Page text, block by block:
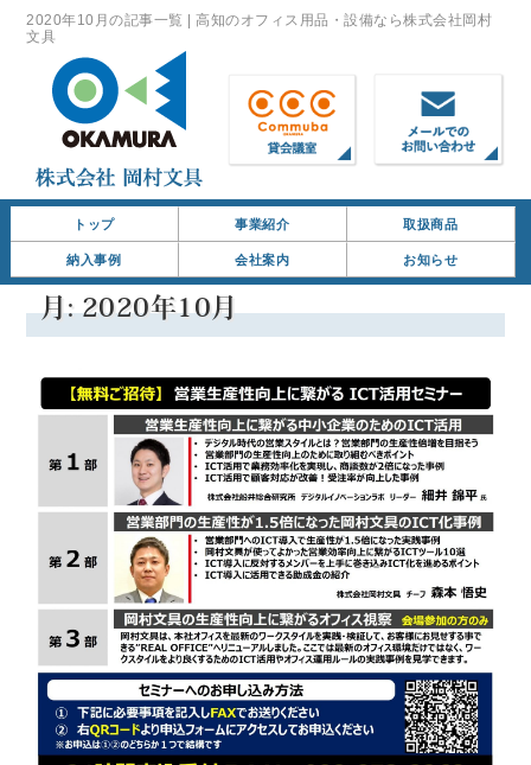
2020年10月の記事一覧 | 高知のオフィス用品・設備なら株式会社岡村
文具
トップ 事業紹介 取扱商品
納入事例 会社案内 お知らせ
月:2020年10月